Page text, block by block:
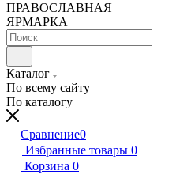
ПРАВОСЛАВНАЯ
ЯРМАРКА
Каталог
По всему сайту
По каталогу
Сравнение0
Избранные товары 0
Корзина 0